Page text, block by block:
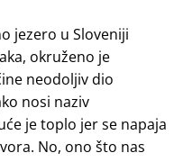
jezero u Sloveniji
okruženo je
neodoljiv dio
nosi naziv
je toplo jer se napaja
No, ono što nas